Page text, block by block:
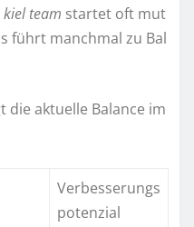
team startet oft mut
führt manchmal zu Bal
die aktuelle Balance im
Verbesserungs
potenzial